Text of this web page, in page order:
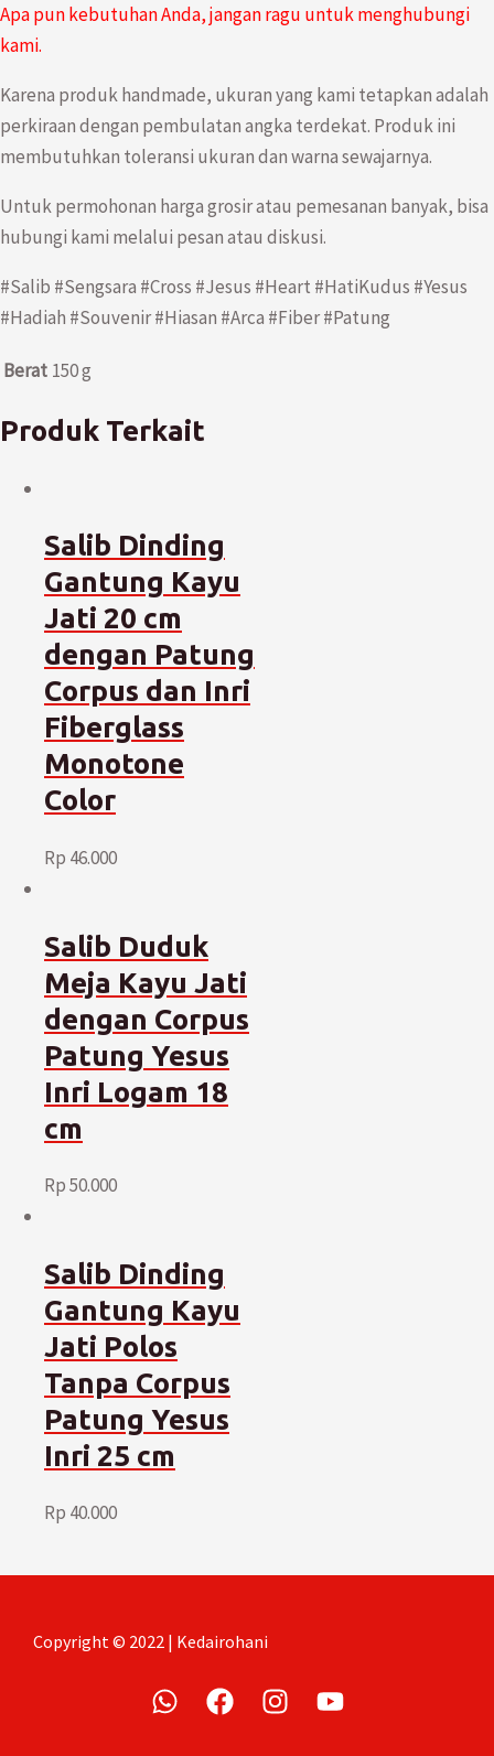
Apa pun kebutuhan Anda, jangan ragu untuk menghubungi
kami.
Karena produk handmade, ukuran yang kami tetapkan adalah
perkiraan dengan pembulatan angka terdekat. Produk ini
membutuhkan toleransi ukuran dan warna sewajarnya.
Untuk permohonan harga grosir atau pemesanan banyak, bisa
hubungi kami melalui pesan atau diskusi.
#Salib #Sengsara #Cross #Jesus #Heart #HatiKudus #Yesus
#Hadiah #Souvenir #Hiasan #Arca #Fiber #Patung
Berat 150 g
Produk Terkait
Salib Dinding
Gantung Kayu
Jati 20 cm
dengan Patung
Corpus dan Inri
Fiberglass
Monotone
Color
Rp 46.000
Salib Duduk
Meja Kayu Jati
dengan Corpus
Patung Yesus
Inri Logam 18
cm
Rp50.000
Salib Dinding
Gantung Kayu
Jati Polos
Tanpa Corpus
Patung Yesus
Inri 25 cm
Rp 40.000
Copyright © 2022 | Kedairohani